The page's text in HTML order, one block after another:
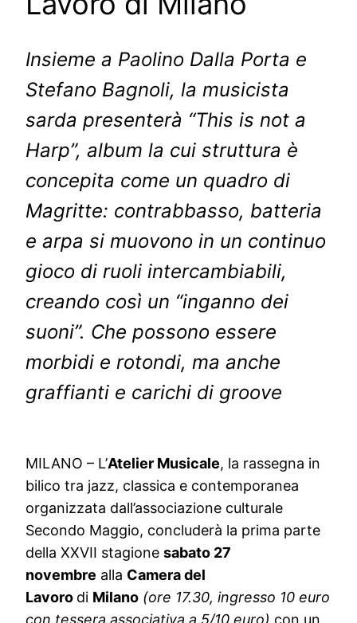
Insieme a Paolino Dalla Porta e
Stefano Bagnoli, la musicista
sarda presenterà “This is not a
Harp”, album la cui struttura è
concepita come un quadro di
Magritte: contrabbasso, batteria
e arpa si muovono in un continuo
gioco di ruoli intercambiabili,
creando così un “inganno dei
suoni”. Che possono essere
morbidi e rotondi, ma anche
graffianti e carichi di groove
MILANO – L’Atelier Musicale, la rassegna in
bilico tra jazz, classica e contemporanea
organizzata dall’associazione culturale
Secondo Maggio, concluderà la prima parte
della XXVII stagione sabato 27
novembre alla Camera del
Lavoro di Milano (ore 17.30, ingresso 10 euro
con tessera associativa a 5/10 euro) con un